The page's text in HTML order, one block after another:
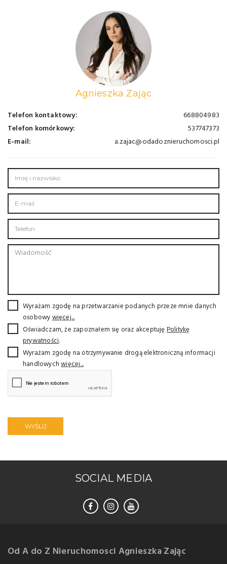
Agnieszka Zając
Telefon kontaktowy:
668804983
Telefon komórkowy:
537747373
E-mail:
a.zajac@odadoznieruchomosci.pl
Wyrażam zgodę na przetwarzanie podanych przeze mnie danych
osobowywięcej...
Oświadczam, że zapoznałem się oraz akceptujęPolitykę
prywatności.
Wyrażam zgodę na otrzymywanie drogą elektroniczną informacji
handlowychwięcej...
WYŚLIJ
SOCIAL MEDIA
Od A do Z Nieruchomosci Agnieszka Zając